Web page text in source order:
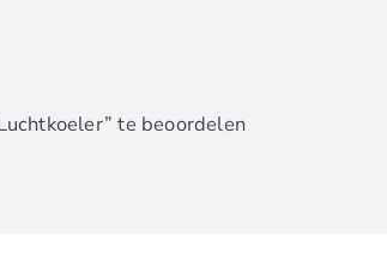
te beoordelen